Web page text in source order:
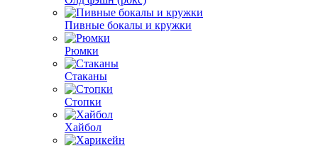
Пивные бокалы и кружки
Рюмки
Стаканы
Стопки
Хайбол